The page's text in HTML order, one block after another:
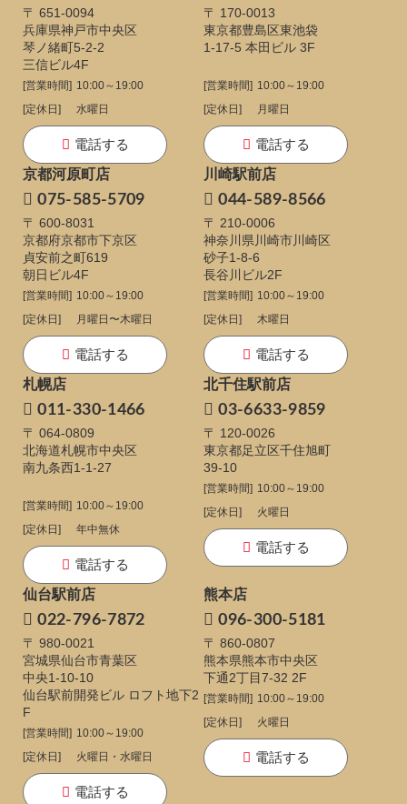
〒 651-0094
兵庫県神戸市中央区
琴ノ緒町5-2-2
三信ビル4F
[営業時間] 10:00～19:00
[定休日]
水曜日
電話する
〒 170-0013
東京都豊島区東池袋
1-17-5 本田ビル 3F
[営業時間] 10:00～19:00
[定休日]
月曜日
電話する
京都河原町店
075-585-5709
〒 600-8031
京都府京都市下京区
貞安前之町619
朝日ビル4F
[営業時間] 10:00～19:00
[定休日]
月曜日〜木曜日
電話する
川崎駅前店
044-589-8566
〒 210-0006
神奈川県川崎市川崎区
砂子1-8-6
長谷川ビル2F
[営業時間] 10:00～19:00
[定休日]
木曜日
電話する
札幌店
011-330-1466
〒 064-0809
北海道札幌市中央区
南九条西1-1-27
[営業時間] 10:00～19:00
[定休日]
年中無休
電話する
北千住駅前店
03-6633-9859
〒 120-0026
東京都足立区千住旭町
39-10
[営業時間] 10:00～19:00
[定休日]
火曜日
電話する
仙台駅前店
022-796-7872
〒 980-0021
宮城県仙台市青葉区
中央1-10-10
仙台駅前開発ビル ロフト地下2
F
[営業時間] 10:00～19:00
[定休日]
火曜日・水曜日
電話する
熊本店
096-300-5181
〒 860-0807
熊本県熊本市中央区
下通2丁目7-32 2F
[営業時間] 10:00～19:00
[定休日]
火曜日
電話する